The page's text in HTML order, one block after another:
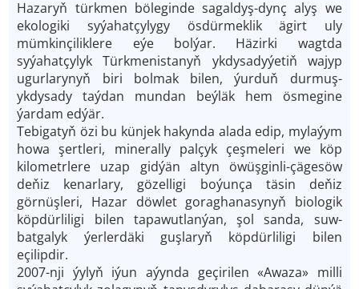
Hazaryň türkmen böleginde sagaldyş-dynç alyş we
ekologiki syýahatçylygy ösdürmeklik ägirt uly
mümkinçiliklere eýe bolýar. Häzirki wagtda
syýahatçylyk Türkmenistanyň ykdysadyýetiň wajyp
ugurlarynyň biri bolmak bilen, ýurduň durmuş-
ykdysady taýdan mundan beýläk hem ösmegine
ýardam edýär.
Tebigatyň özi bu künjek hakynda alada edip, mylaýym
howa şertleri, minerally palçyk çeşmeleri we köp
kilometrlere uzap gidýän altyn öwüşginli-çägesöw
deňiz kenarlary, gözelligi boýunça täsin deňiz
görnüşleri, Hazar döwlet goraghanasynyň biologik
köpdürliligi bilen tapawutlanýan, şol sanda, suw-
batgalyk ýerlerdäki guşlaryň köpdürliligi bilen
eçilipdir.
2007-nji ýylyň iýun aýynda geçirilen «Awaza» milli